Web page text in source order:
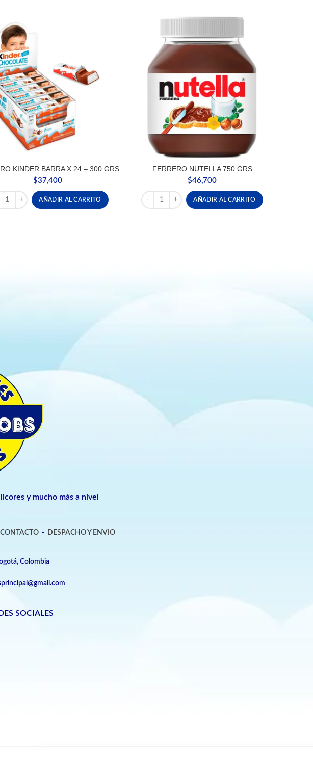
43G cantidad
KINDER BARRA X 24 – 300 GRS
$37,400
KINDER BARRA X 24 - 300 GRS cantidad
AÑADIR AL CARRITO
FERRERO NUTELLA 750 GRS
$46,700
FERRERO NUTELLA 750 GRS cantidad
AÑADIR AL CARRITO
y mucho más a nivel
CONTACTO- DESPACHO Y ENVIO
Colombia
SOCIALES